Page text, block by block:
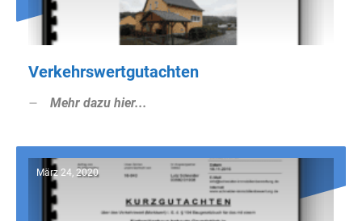
Verkehrswertgutachten
Mehr dazu hier...
März 24, 2020